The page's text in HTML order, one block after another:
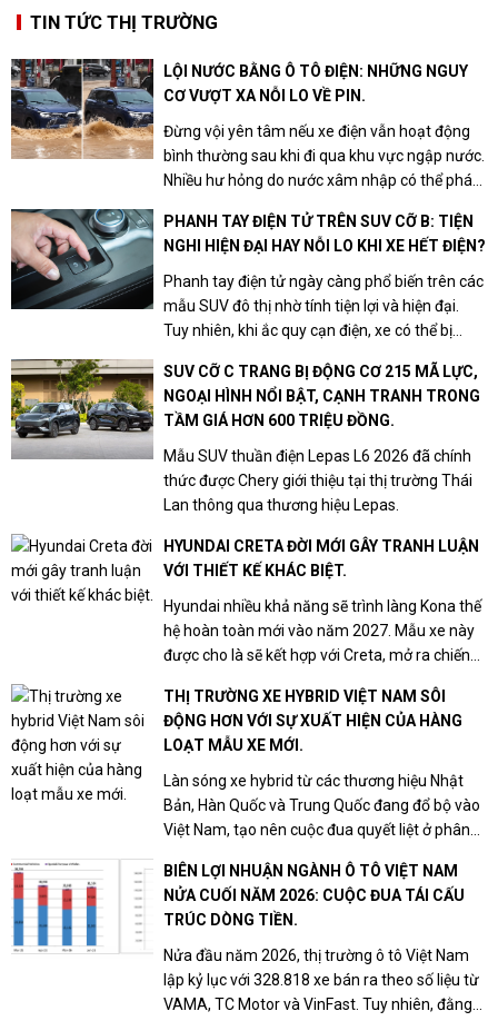
TIN TỨC THỊ TRƯỜNG
LỘI NƯỚC BẰNG Ô TÔ ĐIỆN: NHỮNG NGUY
CƠ VƯỢT XA NỖI LO VỀ PIN.
Đừng vội yên tâm nếu xe điện vẫn hoạt động
bình thường sau khi đi qua khu vực ngập nước.
Nhiều hư hỏng do nước xâm nhập có thể phát
sửa chữa.
PHANH TAY ĐIỆN TỬ TRÊN SUV CỠ B: TIỆN
NGHI HIỆN ĐẠI HAY NỖI LO KHI XE HẾT ĐIỆN?
Phanh tay điện tử ngày càng phổ biến trên các
mẫu SUV đô thị nhờ tính tiện lợi và hiện đại.
Tuy nhiên, khi ắc quy cạn điện, xe có thể bị
không nắm rõ cách xử lý.
SUV CỠ C TRANG BỊ ĐỘNG CƠ 215 MÃ LỰC,
NGOẠI HÌNH NỔI BẬT, CẠNH TRANH TRONG
TẦM GIÁ HƠN 600 TRIỆU ĐỒNG.
Mẫu SUV thuần điện Lepas L6 2026 đã chính
thức được Chery giới thiệu tại thị trường Thái
Lan thông qua thương hiệu Lepas.
HYUNDAI CRETA ĐỜI MỚI GÂY TRANH LUẬN
VỚI THIẾT KẾ KHÁC BIỆT.
Hyundai nhiều khả năng sẽ trình làng Kona thế
hệ hoàn toàn mới vào năm 2027. Mẫu xe này
được cho là sẽ kết hợp với Creta, mở ra chiến
trên quy mô toàn cầu.
THỊ TRƯỜNG XE HYBRID VIỆT NAM SÔI
ĐỘNG HƠN VỚI SỰ XUẤT HIỆN CỦA HÀNG
LOẠT MẪU XE MỚI.
Làn sóng xe hybrid từ các thương hiệu Nhật
Bản, Hàn Quốc và Trung Quốc đang đổ bộ vào
Việt Nam, tạo nên cuộc đua quyết liệt ở phân
BIÊN LỢI NHUẬN NGÀNH Ô TÔ VIỆT NAM
NỬA CUỐI NĂM 2026: CUỘC ĐUA TÁI CẤU
TRÚC DÒNG TIỀN.
Nửa đầu năm 2026, thị trường ô tô Việt Nam
lập kỷ lục với 328.818 xe bán ra theo số liệu từ
VAMA, TC Motor và VinFast. Tuy nhiên, đằng